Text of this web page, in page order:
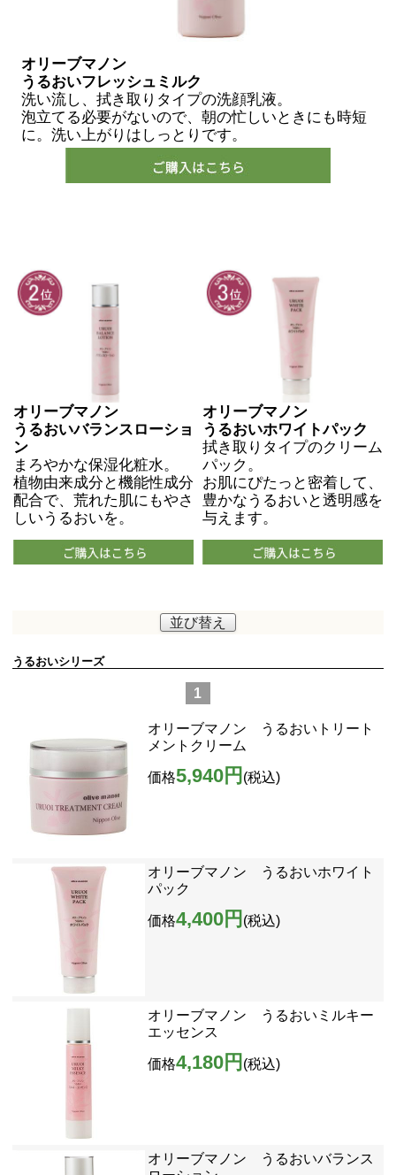
オリーブマノン
うるおいフレッシュミルク
洗い流し、拭き取りタイプの洗顔乳液。
泡立てる必要がないので、朝の忙しいときにも時短
に。洗い上がりはしっとりです。
オリーブマノン
うるおいバランスローショ
ン
まろやかな保湿化粧水。
植物由来成分と機能性成分
配合で、荒れた肌にもやさ
しいうるおいを。
オリーブマノン
うるおいホワイトパック
拭き取りタイプのクリーム
パック。
お肌にぴたっと密着して、
豊かなうるおいと透明感を
与えます。
並び替え
うるおいシリーズ
1
オリーブマノン うるおいトリート
メントクリーム
価格5,940円 (税込)
オリーブマノン うるおいホワイト
パック
価格4,400円 (税込)
オリーブマノン うるおいミルキー
エッセンス
価格4,180円 (税込)
オリーブマノン うるおいバランス